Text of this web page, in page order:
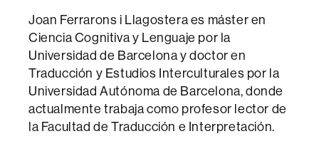
Joan Ferrarons i Llagostera es máster en
Ciencia Cognitiva y Lenguaje por la
Universidad de Barcelona y doctor en
Traducción y Estudios Interculturales por la
Universidad Autónoma de Barcelona, donde
actualmente trabaja como profesor lector de
la Facultad de Traducción e Interpretación.